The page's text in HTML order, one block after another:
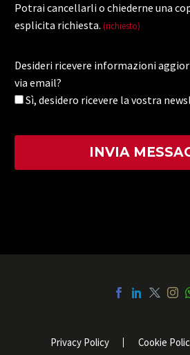
Potrai cancellarli o chiederne una
esplicita richiesta. (richiesto)
Desideri ricevere informazioni
via email?
Sì, desidero ricevere la vostra
Privacy Policy Cookie